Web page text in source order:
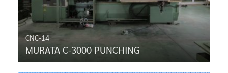
CNC-14
MURATA C-3000 PUNCHING